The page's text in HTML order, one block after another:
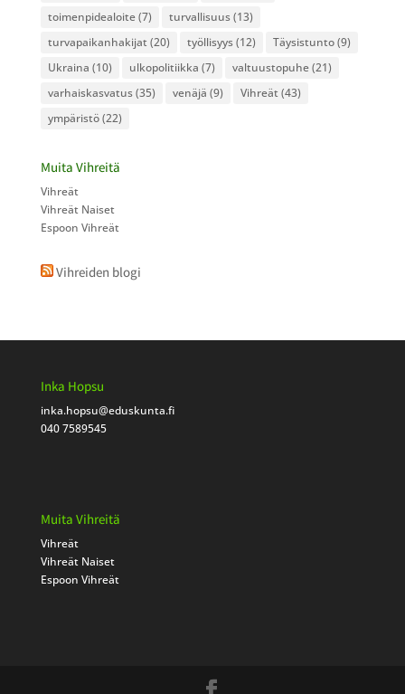
toimenpidealoite(7) turvallisuus(13)
turvapaikanhakijat (20) työllisyys(12) Täysistunto(9)
Ukraina (10) ulkopolitiikka (7) valtuustopuhe(21)
varhaiskasvatus(35) venäjä (9) Vihreät (43)
ympäristö(22)
Muita Vihreitä
Vihreät
Vihreät Naiset
Espoon Vihreät
Vihreiden blogi
Inka Hopsu
inka.hopsu@eduskunta.fi
040 7589545
Muita Vihreitä
Vihreät
Vihreät Naiset
Espoon Vihreät